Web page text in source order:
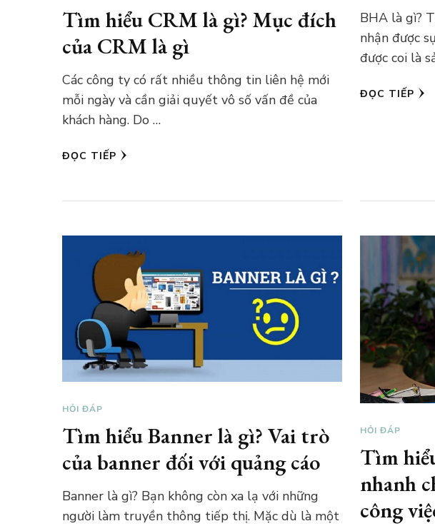
Tìm hiểu CRM là gì? Mục đích
của CRM là gì
Các công ty có rất nhiều thông tin liên hệ mới
mỗi ngày và cần giải quyết vô số vấn đề của
khách hàng. Do …
ĐỌC TIẾP
BHA là gì?
nhận được
được coi là
ĐỌC TIẾP
HỎI ĐÁP
Tìm hiểu Banner là gì? Vai trò
của banner đối với quảng cáo
Banner là gì? Bạn không còn xa lạ với những
người làm truyền thông tiếp thị. Mặc dù là một
HỎI ĐÁP
Tìm
nhanh
công